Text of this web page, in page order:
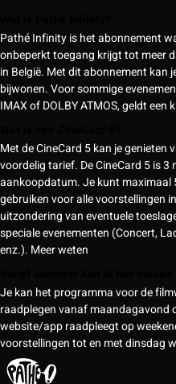
Pathé Infinity is het abonnement
onbeperkt toegang krijgt tot meer
in België. Met dit abonnement kan
bijwonen. Voor sommige
IMAX of DOLBY ATMOS, geldt een
Met de CineCard 5 kan je
voordelig tarief. De CineCard 5 is
aankoopdatum. Je kunt maximaal
gebruiken voor alle voorstellingen
uitzondering van eventuele
speciale evenementen (Concert,
enz.). Meer weten
Je kan het programma voor de
raadplegen vanaf maandagavond
website/app raadpleegt op
voorstellingen tot en met dinsdag